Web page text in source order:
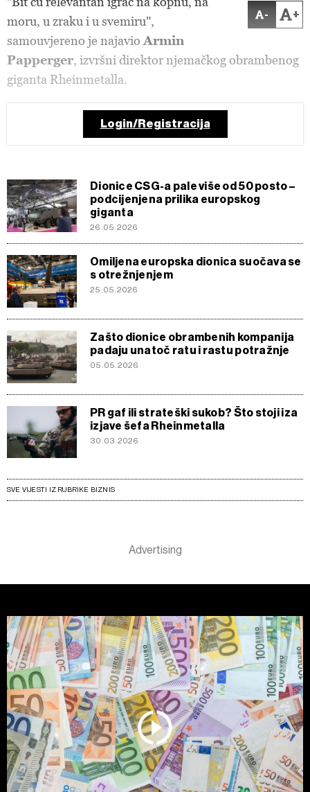
- +
moru, u zraku i u svemiru",
samouvjereno je najavio Armin
Papperger, izvršni direktor njemačkog obrambenog
giganta Rheinmetalla.
Login/Registracija
Dionice CSG-a pale više od 50 posto –
podcijenjena prilika europskog
giganta
26.05.2026
Omiljena europska dionica suočava se
s otrežnjenjem
25.05.2026
Zašto dionice obrambenih kompanija
padaju unatoč ratu i rastu potražnje
05.05.2026
PR gaf ili strateški sukob? Što stoji iza
izjave šefa Rheinmetalla
30.03.2026
SVE VIJESTI IZ RUBRIKE BIZNIS